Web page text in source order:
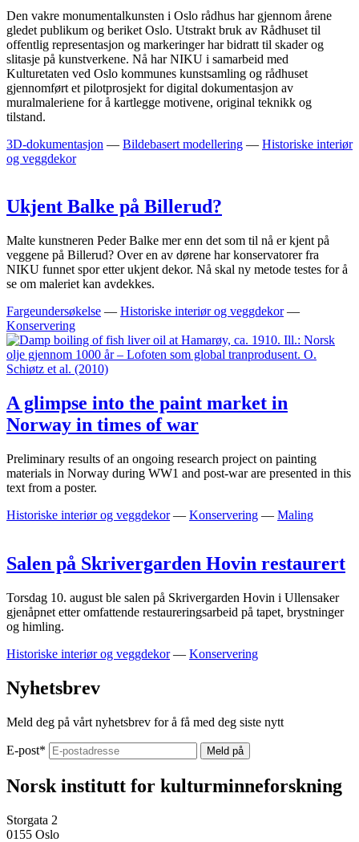
Den vakre monumentalkunsten i Oslo rådhus har gjennom årene
gledet publikum og beriket Oslo. Utstrakt bruk av Rådhuset til
offentlig representasjon og markeringer har bidratt til skader og
slitasje på kunstverkene. Nå har NIKU i samarbeid med
Kulturetaten ved Oslo kommunes kunstsamling og rådhuset
gjennomført et pilotprosjekt for digital dokumentasjon av
muralmaleriene for å kartlegge motivene, original teknikk og
tilstand.
3D-dokumentasjon — Bildebasert modellering — Historiske interiør
og veggdekor
Ukjent Balke på Billerud?
Malte kunstneren Peder Balke mer enn det som til nå er kjent på
veggene på Billerud? Over en av dørene har konservatorer fra
NIKU funnet spor etter ukjent dekor. Nå skal ny metode testes for å
se om maleriet kan avdekkes.
Fargeundersøkelse — Historiske interiør og veggdekor —
Konservering
A glimpse into the paint market in
Norway in times of war
Preliminary results of an ongoing research project on painting
materials in Norway during WW1 and post-war are presented in this
text from a poster.
Historiske interiør og veggdekor — Konservering — Maling
Salen på Skrivergarden Hovin restaurert
Torsdag 10. august ble salen på Skrivergarden Hovin i Ullensaker
gjenåpnet etter omfattende restaureringsarbeid på tapet, brystninger
og himling.
Historiske interiør og veggdekor — Konservering
Nyhetsbrev
Meld deg på vårt nyhetsbrev for å få med deg siste nytt
E-post*
Norsk institutt for kulturminneforskning
Storgata 2
0155 Oslo